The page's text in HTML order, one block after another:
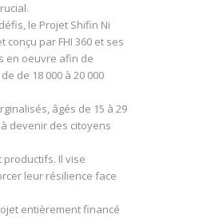
le Projet Shifin Ni
conçu par FHI 360 et ses
en oeuvre afin de
de 18 000 à 20 000
âgés de 15 à 29
devenir des citoyens
Il vise
leur résilience face
entièrement financé